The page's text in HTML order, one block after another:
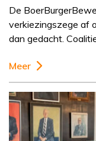
De
verkiezingszege af
dan gedacht.
Meer